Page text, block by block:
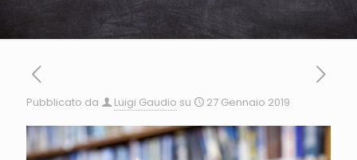
Pubblicato da Luigi Gaudio su 27 Gennaio 2019